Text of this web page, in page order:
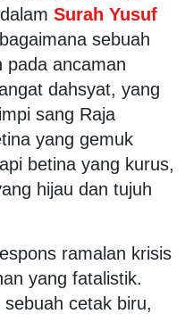
Surah Yusuf
sebuah
pada ancaman
dahsyat, yang
sang Raja
yang gemuk
betina yang kurus,
hijau dan tujuh
ramalan krisis
yang fatalistik.
cetak biru,